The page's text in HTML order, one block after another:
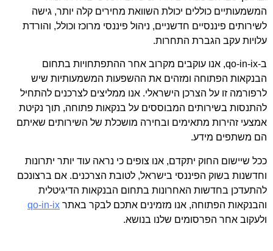
המשמעותיים כוללים יכולת השוואת מחירים קלה יותר, גישה
לשירותים פיננסיים חדשניים, ניהול פיננסי מרוכז וכולל, והורדת
עלויות עקב הגברת התחרות.
ב-qo-in-ix, אנו עוקבים מקרוב אחר ההתפתחויות בתחום
הבנקאות הפתוחה ומזהים את ההשפעות המשמעותיות שיש
לרפורמה זו על הצרכן הישראלי. אנו ממליצים לצרכנים להתחיל
להתנסות בשירותים המבוססים על בנקאות פתוחה, תוך נקיטת
אמצעי זהירות מתאימים ובחירה מושכלת של השירותים שאיתם
הם משתפים מידע.
ככל שיישום החוק יתקדם, אנו צופים כי נראה עוד יותר יתרונות
וחדשנות בשוק הפיננסי בישראל, לטובת הצרכנים. אם ברצונכם
להתעדכן בחדשות האחרונות בתחום הבנקאות הדיגיטלית
והבנקאות הפתוחה, אנו מזמינים אתכם לבקר באתר qo-in-ix
ולעקוב אחר הפרסומים שלנו בנושא.